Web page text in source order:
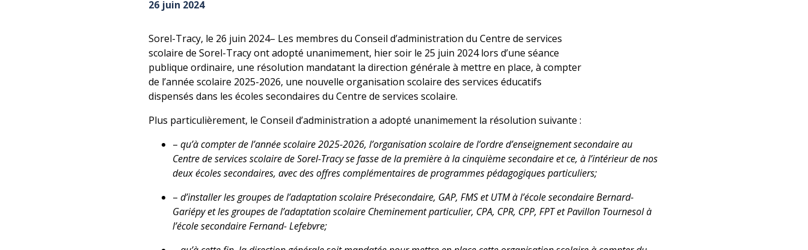
26 juin 2024
Sorel-Tracy, le 26 juin 2024– Les membres du Conseil d’administration du Centre de services
scolaire de Sorel-Tracy ont adopté unanimement, hier soir le 25 juin 2024 lors d’une séance
publique ordinaire, une résolution mandatant la direction générale à mettre en place, à compter
de l’année scolaire 2025-2026, une nouvelle organisation scolaire des services éducatifs
dispensés dans les écoles secondaires du Centre de services scolaire.
Plus particulièrement, le Conseil d’administration a adopté unanimement la résolution suivante :
– qu’à compter de l’année scolaire 2025-2026, l’organisation scolaire de l’ordre d’enseignement secondaire au
Centre de services scolaire de Sorel-Tracy se fasse de la première à la cinquième secondaire et ce, à l’intérieur de nos
deux écoles secondaires, avec des offres complémentaires de programmes pédagogiques particuliers;
– d’installer les groupes de l’adaptation scolaire Présecondaire, GAP, FMS et UTM à l’école secondaire Bernard-
Gariépy et les groupes de l’adaptation scolaire Cheminement particulier, CPA, CPR, CPP, FPT et Pavillon Tournesol à
l’école secondaire Fernand- Lefebvre;